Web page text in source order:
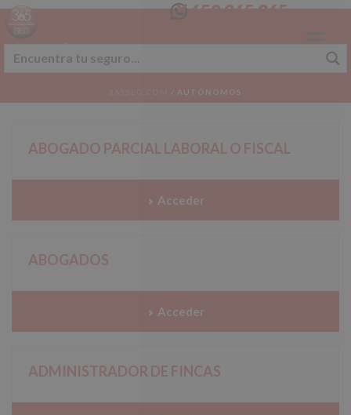
658 365 365
AUTÓNOMOS
/ AUTÓNOMOS
ABOGADO PARCIAL LABORAL O FISCAL
Acceder
ABOGADOS
Acceder
ADMINISTRADOR DE FINCAS